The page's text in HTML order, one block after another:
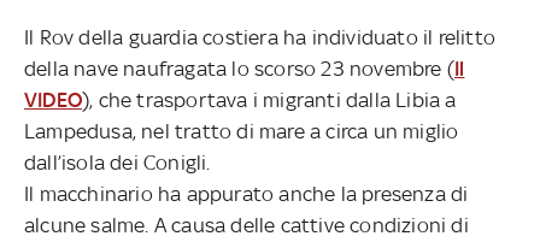
Il Rov della guardia costiera ha individuato il relitto
della nave naufragata lo scorso 23 novembre (Il
VIDEO), che trasportava i migranti dalla Libia a
Lampedusa, nel tratto di mare a circa un miglio
dall’isola dei Conigli.
Il macchinario ha appurato anche la presenza di
alcune salme. A causa delle cattive condizioni di